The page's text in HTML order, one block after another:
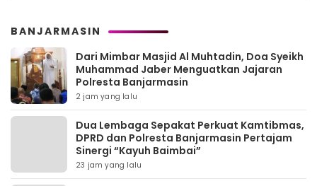
BANJARMASIN
Dari Mimbar Masjid Al Muhtadin, Doa Syeikh
Muhammad Jaber Menguatkan Jajaran
Polresta Banjarmasin
2 jam yang lalu
Dua Lembaga Sepakat Perkuat Kamtibmas,
DPRD dan Polresta Banjarmasin Pertajam
Sinergi “Kayuh Baimbai”
23 jam yang lalu